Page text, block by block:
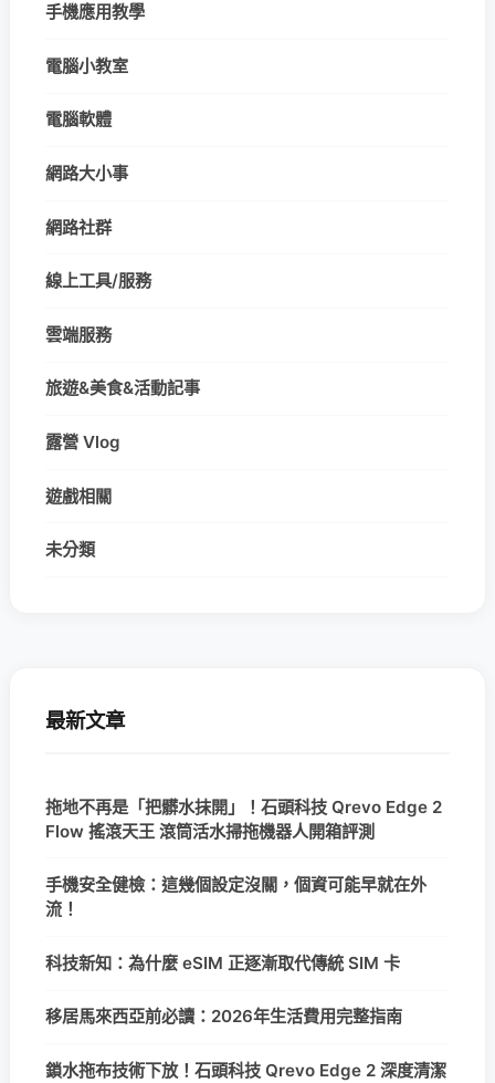
手機應用教學
電腦小教室
電腦軟體
網路大小事
網路社群
線上工具/服務
雲端服務
旅遊&美食&活動記事
露營 Vlog
遊戲相關
未分類
最新文章
拖地不再是「把髒水抹開」！石頭科技 Qrevo Edge 2
Flow 搖滾天王 滾筒活水掃拖機器人開箱評測
手機安全健檢：這幾個設定沒關，個資可能早就在外
流！
科技新知：為什麼 eSIM 正逐漸取代傳統 SIM 卡
移居馬來西亞前必讀：2026年生活費用完整指南
鎖水拖布技術下放！石頭科技 Qrevo Edge 2 深度清潔